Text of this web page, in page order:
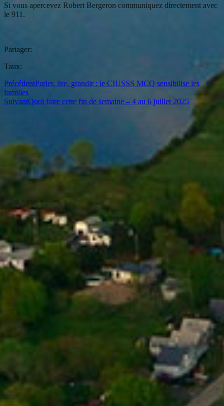
Si vous apercevez Robert Bergeron communiquez directement avec
le 911.
Partager:
Taux:
PrécédentParler, lire, grandir : le CIUSSS MCQ sensibilise les
familles
SuivantQuoi faire cette fin de semaine – 4 au 6 juillet 2025